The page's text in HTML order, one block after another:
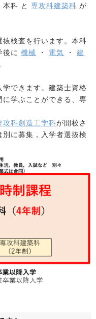
本科 と 専攻科建築科 が
検査を行います。本科
後に 機械 ・ 電気 ・ 建
できます。建築士資格
学ぶことができる、専
攻科創造工学科が開校さ
に募集，入学者選抜検